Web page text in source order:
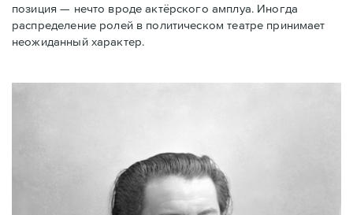
позиция — нечто вроде актёрского амплуа. Иногда
распределение ролей в политическом театре принимает
неожиданный характер.